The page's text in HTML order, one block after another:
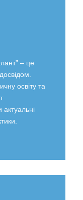
– це
освіту та